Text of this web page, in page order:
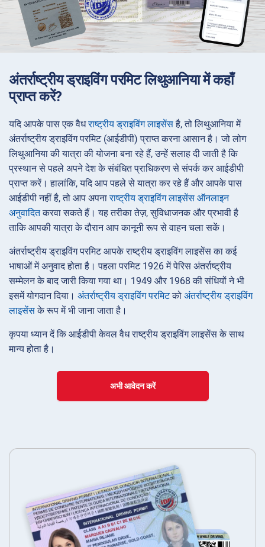
अंतर्राष्ट्रीय ड्राइविंग परमिट लिथुआनिया में कहाँ
प्राप्त करें?
यदि आपके पास एक वैधराष्ट्रीय ड्राइविंग लाइसेंसहै, तो लिथुआनिया में
अंतर्राष्ट्रीय ड्राइविंग परमिट (आईडीपी) प्राप्त करना आसान है। जो लोग
लिथुआनिया की यात्रा की योजना बना रहे हैं, उन्हें सलाह दी जाती है कि
प्रस्थान से पहले अपने देश के संबंधित प्राधिकरण से संपर्क कर आईडीपी
प्राप्त करें। हालांकि, यदि आप पहले से यात्रा कर रहे हैं और आपके पास
आईडीपी नहीं है, तो आप अपनाराष्ट्रीय ड्राइविंग लाइसेंस ऑनलाइन
अनुवादितकरवा सकते हैं। यह तरीका तेज़, सुविधाजनक और प्रभावी है
ताकि आपकी यात्रा के दौरान आप कानूनी रूप से वाहन चला सकें।
अंतर्राष्ट्रीय ड्राइविंग परमिट आपके राष्ट्रीय ड्राइविंग लाइसेंस का कई
भाषाओं में अनुवाद होता है। पहला परमिट 1926 में पेरिस अंतर्राष्ट्रीय
सम्मेलन के बाद जारी किया गया था। 1949 और 1968 की संधियों ने भी
इसमें योगदान दिया। अंतर्राष्ट्रीय ड्राइविंग परमिटको अंतर्राष्ट्रीय ड्राइविंग
लाइसेंसके रूप में भी जाना जाता है।
कृपया ध्यान दें कि आईडीपी केवल वैध राष्ट्रीय ड्राइविंग लाइसेंस के साथ
मान्य होता है।
अभी आवेदन करें